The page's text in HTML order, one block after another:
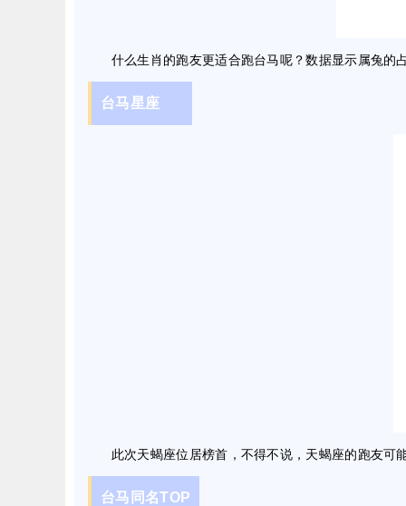
什么生肖的跑友更适合跑台马呢？数据显示属兔的
台马星座
此次天蝎座位居榜首，不得不说，天蝎座的跑友可
台马同名TOP